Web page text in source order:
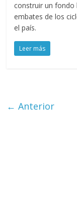
construir un fondo
embates de los
el país.
Leer más
← Anterior